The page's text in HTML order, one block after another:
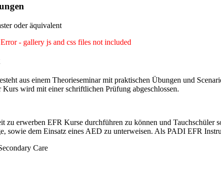
oder äquivalent
- gallery js and css files not included
aus einem Theorieseminar mit praktischen Übungen und
wird mit einer schriftlichen Prüfung abgeschlossen.
zu erwerben EFR Kurse durchführen zu können und Tauchschüler
sowie dem Einsatz eines AED zu unterweisen. Als PADI EFR
Care